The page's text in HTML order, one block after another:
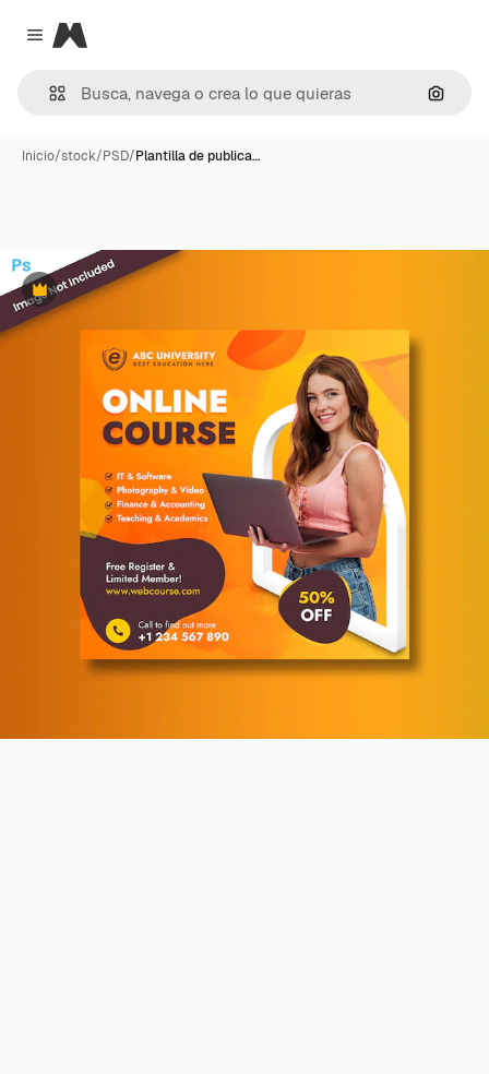
Close menu
Magnific
Inicio/stock/PSD/Plantilla de publica…
Premium